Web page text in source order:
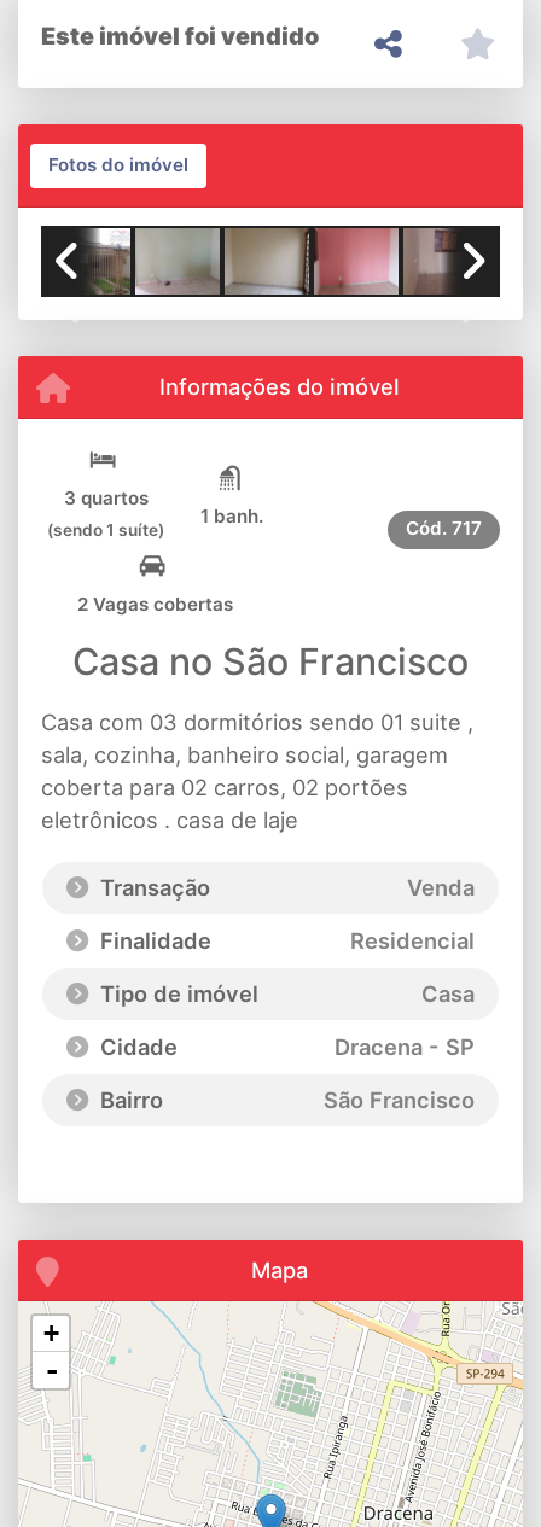
Este imóvel foi vendido
Fotos do imóvel
Informações do imóvel
3 quartos
(sendo 1 suíte)
1 banh.
2 Vagas cobertas
Cód. 717
Casa no São Francisco
Casa com 03 dormitórios sendo 01 suite ,
sala, cozinha, banheiro social, garagem
coberta para 02 carros, 02 portões
eletrônicos . casa de laje
Transação
Venda
Finalidade
Residencial
Tipo de imóvel
Casa
Cidade
Dracena - SP
Bairro
São Francisco
Mapa
+
-